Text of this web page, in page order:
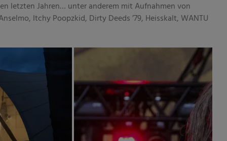
letzten Jahren… unter anderem mit Aufnahmen von
Itchy Poopzkid, Dirty Deeds ’79, Heisskalt, WANTU